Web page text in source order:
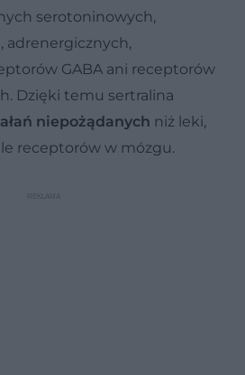
serotoninowych,
adrenergicznych,
GABA ani receptorów
Dzięki temu sertralina
niepożądanych niż leki,
receptorów w mózgu.